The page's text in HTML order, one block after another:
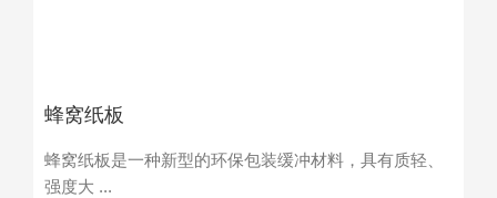
蜂窝纸板
蜂窝纸板是一种新型的环保包装缓冲材料，具有质轻、
强度大 ...